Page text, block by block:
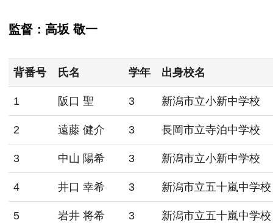
監督：高坂 敬一
背番号 氏名 学年 出身校名
1 阪口 聖 3 新潟市立小新中学校
2 遠藤 健介 3 長岡市立寺泊中学校
3 中山 陽希 3 新潟市立小新中学校
4 井口 幸希 3 新潟市立五十嵐中学校
5 岩井 将希 3 新潟市立五十嵐中学校